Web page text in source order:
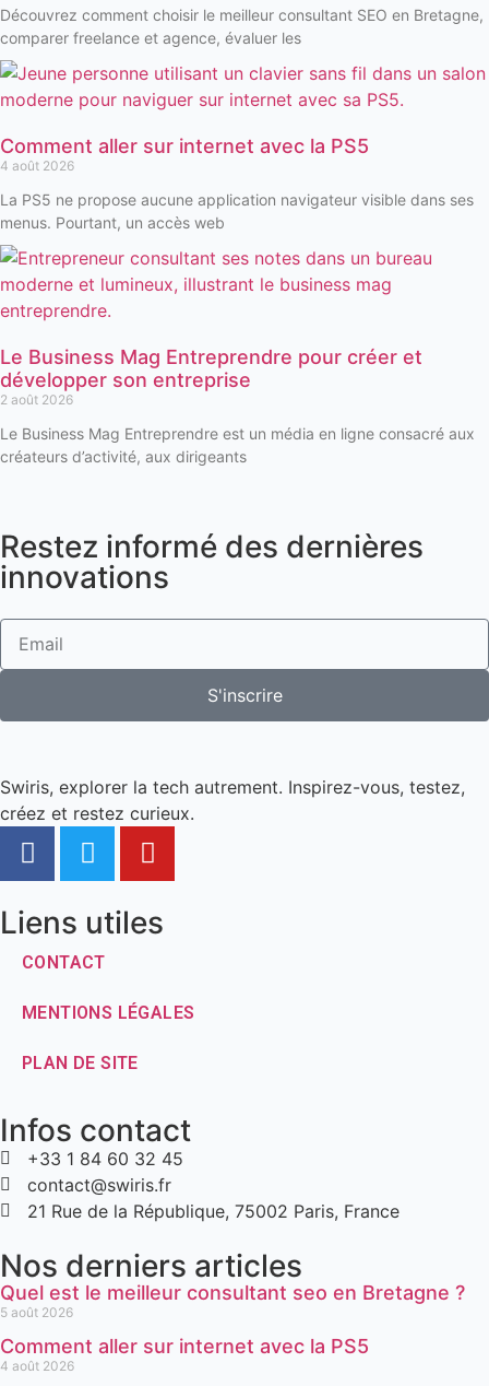
Découvrez comment choisir le meilleur consultant SEO en Bretagne,
comparer freelance et agence, évaluer les
Comment aller sur internet avec la PS5
4 août 2026
La PS5 ne propose aucune application navigateur visible dans ses
menus. Pourtant, un accès web
Le Business Mag Entreprendre pour créer et
développer son entreprise
2 août 2026
Le Business Mag Entreprendre est un média en ligne consacré aux
créateurs d’activité, aux dirigeants
Restez informé des dernières
innovations
S'inscrire
Swiris, explorer la tech autrement. Inspirez-vous, testez,
créez et restez curieux.
Liens utiles
CONTACT
MENTIONS LÉGALES
PLAN DE SITE
Infos contact
+33 1 84 60 32 45
contact@swiris.fr
21 Rue de la République, 75002 Paris, France
Nos derniers articles
Quel est le meilleur consultant seo en Bretagne ?
5 août 2026
Comment aller sur internet avec la PS5
4 août 2026